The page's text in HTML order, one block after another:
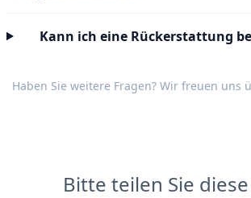
Kann ich eine Rückerstattung
Haben Sie weitere Fragen? Wir freuen uns
Bitte teilen Sie